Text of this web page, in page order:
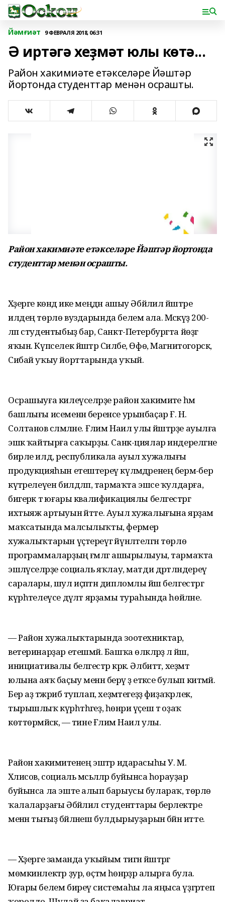
Йәмғиәт 9 ФЕВРАЛЯ 2018, 06:31
Ә иртәгә хеҙмәт юлы көтә...
Район хакимиәте етәкселәре Йәштәр
йортонда студенттар менән осрашты.
Район хакимиәте етәкселәре Йәштәр йортонда
студенттар менән осрашты.
Хәҙерге көндә ике меңдән ашыу Әбйәлил йәштәре
илдең төрлө вуздарында белем ала. Мәскәүҙә 200-
ләп студентыбыҙ бар, Санкт-Петербургта йөҙгә
яҡын. Күпселек йәштәр Силәбе, Өфө, Магнитогорск,
Сибай уҡыу йорттарында уҡый.
Осрашыуға килеүселәрҙе район хакимиәте һәм
башлығы исеменән беренсе урынбаҫар Ғ. Н.
Солтанов сәләмләне. Ғәлим Наил улы йәштәрҙе ауылға
эшкә ҡайтырға саҡырҙы. Санк-циялар индерелгәне
бирле илдә, республикала ауыл хужалығы
продукцияһын етештереү күләмдәренең бермә-бер
күтәрелеүен билдәләп, тармаҡта эшсе ҡулдарға,
бигерәк тә юғары квалификациялы белгестәргә
ихтыяж артыуын әйтте. Ауыл хужалығына ярҙам
маҡсатында малсылыҡты, фермер
хужалыҡтарын үҫтереүгә йүнәлтелгән төрлө
программаларҙың ғәмәлгә ашырылыуы, тармаҡта
эшләүселәрҙе социаль яҡлау, матди дәртләндереү
саралары, шул иҫәптән дипломлы йәш белгестәргә
күрһәтелеүсе дәүләт ярҙамы тураһында һөйләне.
— Район хужалыҡтарында зоотехниктар,
ветеринарҙар етешмәй. Башҡа өлкәләрҙә лә йәш,
инициативалы белгестәр кәрәк. Әлбиттә, хеҙмәт
юлына аяҡ баҫыу менән берәү ҙә етәксе булып китмәй.
Бер аҙ тәжрибә туплап, хеҙмәтегеҙҙә фиҙаҡәрлек,
тырышлыҡ күрһәтһәгеҙ, һөнәри үҫеш тә оҙаҡ
көттөрмәйәсәк, — тине Ғәлим Наил улы.
Район хакимиәтенең эштәр идарасыһы У. М.
Хәлисов, социаль мәсьәләләр буйынса һорауҙар
буйынса ла эште алып барыусы булараҡ, төрлө
ҡалаларҙағы Әбйәлил студенттары берлектәре
менән тығыҙ бәйләнеш булдырыуҙарын бәйән итте.
— Хәҙерге заманда уҡыйым тигән йәштәргә
мөмкинлектәр ҙур, өҫтәмә һөнәрҙәр алырға була.
Юғары белем биреү системаһы ла яңыса үҙгәртеп